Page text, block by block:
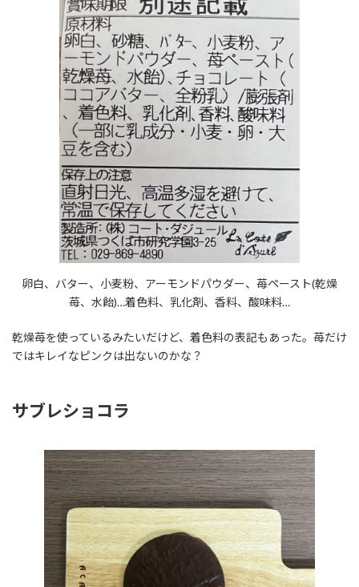
卵白、バター、小麦粉、アーモンドパウダー、苺ペースト(乾燥
苺、水飴)…着色料、乳化剤、香料、酸味料…
乾燥苺を使っているみたいだけど、着色料の表記もあった。苺だけ
ではキレイなピンクは出ないのかな？
サブレショコラ